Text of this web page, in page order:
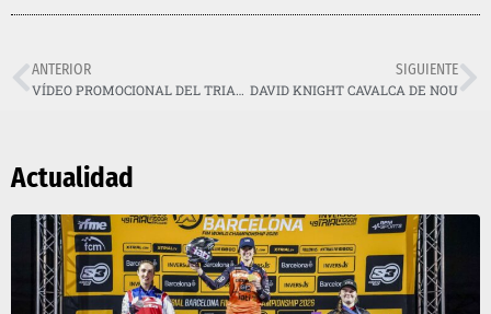
ANTERIOR
VÍDEO PROMOCIONAL DEL TRIAL I ENDURO INDOOR DE BARCELONA
SIGUIENTE
DAVID KNIGHT CAVALCA DE NOU
Actualidad